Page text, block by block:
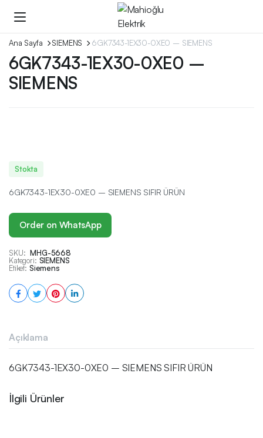
Ana Sayfa SIEMENS 6GK7343-1EX30-0XE0 – SIEMENS
6GK7343-1EX30-0XE0 –
SIEMENS
Stokta
6GK7343-1EX30-0XE0 – SIEMENS SIFIR ÜRÜN
Order on WhatsApp
SKU: MHG-5668
Kategori: SIEMENS
Etiket: Siemens
Açıklama
6GK7343-1EX30-0XE0 – SIEMENS SIFIR ÜRÜN
İlgili Ürünler